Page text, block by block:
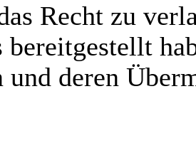
Recht zu
bereitgestellt
und deren